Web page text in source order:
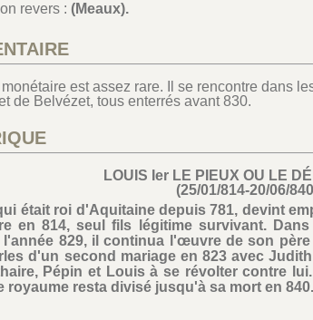
revers : (Meaux).
est assez rare. Il se rencontre dans
de Belvézet, tous enterrés avant 830.
LOUIS Ier LE PIEUX OU LE
(25/01/814-20/06/
était roi d'Aquitaine depuis 781, devint
en 814, seul fils légitime survivant.
l'année 829, il continua l'œuvre de son
d'un second mariage en 823 avec
Pépin et Louis à se révolter contre
royaume resta divisé jusqu'à sa mort en 840.